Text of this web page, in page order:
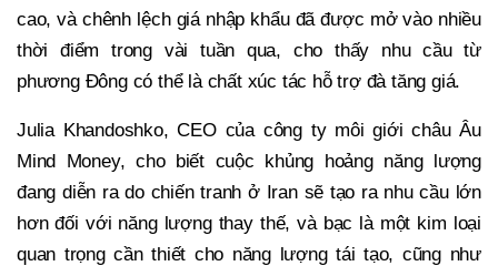
cao, và chênh lệch giá nhập khẩu đã được mở vào nhiều
thời điểm trong vài tuần qua, cho thấy nhu cầu từ
phương Đông có thể là chất xúc tác hỗ trợ đà tăng giá.
Julia Khandoshko, CEO của công ty môi giới châu Âu
Mind Money, cho biết cuộc khủng hoảng năng lượng
đang diễn ra do chiến tranh ở Iran sẽ tạo ra nhu cầu lớn
hơn đối với năng lượng thay thế, và bạc là một kim loại
quan trọng cần thiết cho năng lượng tái tạo, cũng như